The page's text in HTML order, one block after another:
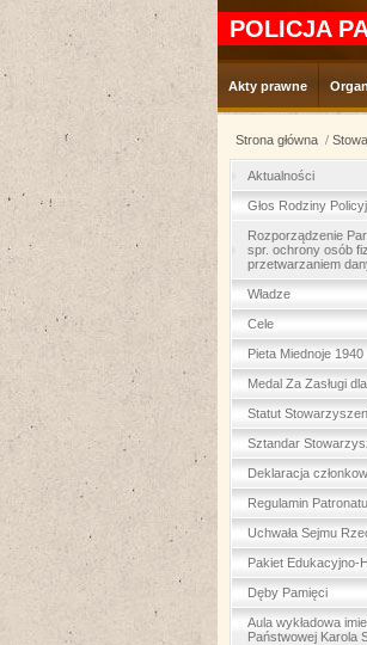
POLICJA
Akty prawne
Strona główna
Aktualności
Głos Rodziny
Rozporządzenie
spr. ochrony osób
przetwarzaniem
Władze
Cele
Pieta Miednoje 1940
Medal Za Zasługi
Statut
Sztandar
Deklaracja
Regulamin
Uchwała Sejmu
Pakiet Edukacyjno-
Dęby Pamięci
Aula wykładowa
Państwowej Karola